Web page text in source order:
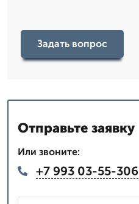
Задать вопрос
Отправьте заявку
Или звоните:
+7 993 03-55-306